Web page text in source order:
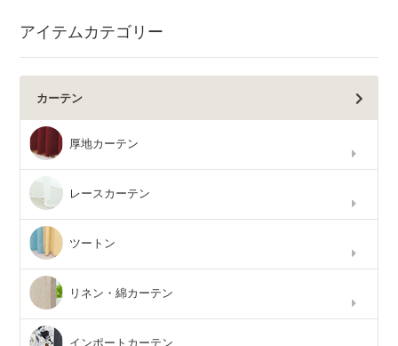
アイテムカテゴリー
カーテン
厚地カーテン
レースカーテン
ツートン
リネン・綿カーテン
インポートカーテン